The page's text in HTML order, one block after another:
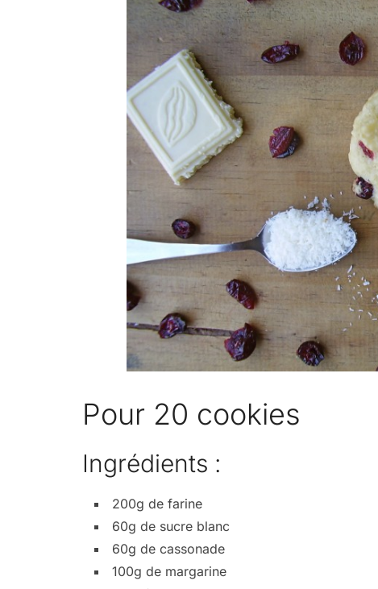
Pour 20 cookies
Ingrédients :
200g de farine
60g de sucre blanc
60g de cassonade
100g de margarine